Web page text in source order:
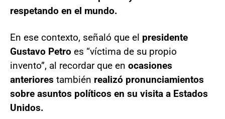
respetando en el mundo.
En ese contexto, señaló que el presidente
Gustavo Petro es “víctima de su propio
invento”, al recordar que en ocasiones
anteriores también realizó pronunciamientos
sobre asuntos políticos en su visita a Estados
Unidos.